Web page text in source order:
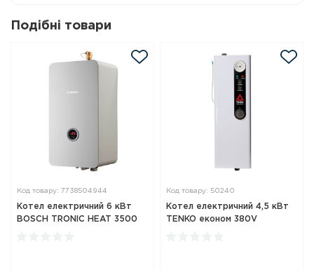
Подібні товари
Код товару: 7738504944
Котел електричний 6 кВт
BOSCH TRONIC HEAT 3500
Код товару: 50240
Котел електричний 4,5 кВт
TENKO економ 380V